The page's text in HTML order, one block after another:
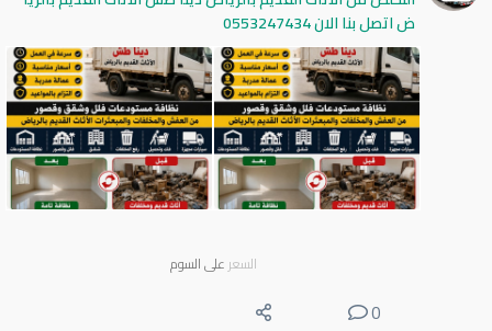
ض اتصل بنا الان 0553247434
السعر على السوم
0